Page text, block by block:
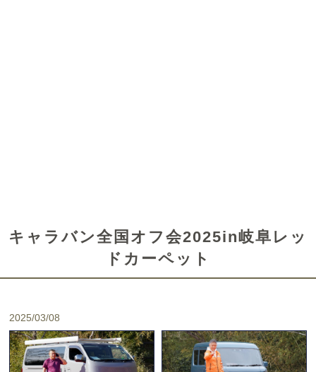
キャラバン全国オフ会2025in岐阜レッ
ドカーペット
2025/03/08